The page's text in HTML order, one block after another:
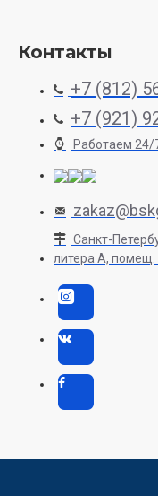
Контакты
+7 (812)
+7 (921)
Работаем 24/
Санкт-
литера А, помещ.